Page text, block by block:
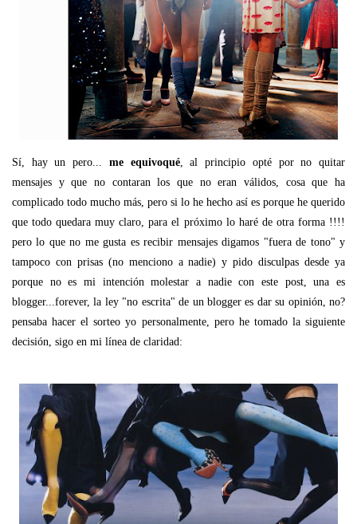
Sí, hay un pero... me equivoqué, al principio opté por no quitar
mensajes y que no contaran los que no eran válidos, cosa que ha
complicado todo mucho más, pero si lo he hecho así es porque he querido
que todo quedara muy claro, para el próximo lo haré de otra forma !!!!
pero lo que no me gusta es recibir mensajes digamos "fuera de tono" y
tampoco con prisas (no menciono a nadie) y pido disculpas desde ya
porque no es mi intención molestar a nadie con este post, una es
blogger...forever, la ley "no escrita" de un blogger es dar su opinión, no?
pensaba hacer el sorteo yo personalmente, pero he tomado la siguiente
decisión, sigo en mi línea de claridad: